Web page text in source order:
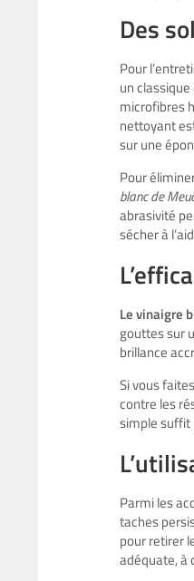
Des
Pour
un
microfibres
nettoyant
sur une
Pour
blanc de
abrasivité
sécher à
Le vinaigre
gouttes sur
brillance
Si vous
contre les
simple suffit
Parmi les
taches
pour retirer
adéquate, à